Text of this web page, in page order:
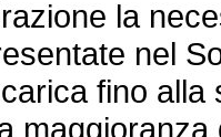
la
nel
fino